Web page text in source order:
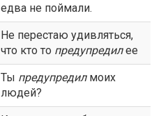
едва не поймали.
Не перестаю удивляться,
что кто то предупредилее
Ты предупредилмоих
людей?